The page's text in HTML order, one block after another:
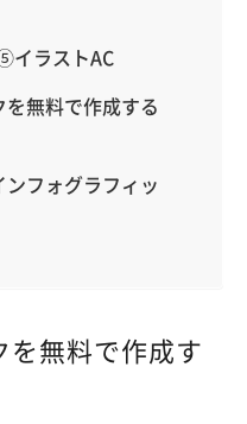
イラストAC
無料で作成する
フォグラフィッ
を無料で作成す